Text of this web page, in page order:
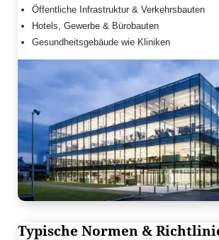
Öffentliche Infrastruktur & Verkehrsbauten
Hotels, Gewerbe & Bürobauten
Gesundheitsgebäude wie Kliniken
Typische Normen &